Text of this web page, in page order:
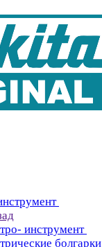
инструмент
болгарки